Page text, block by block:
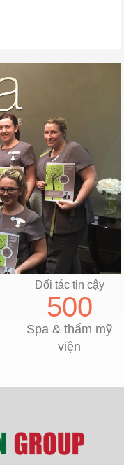
Đối tác tin cậy
500
Spa & thẩm mỹ
viện